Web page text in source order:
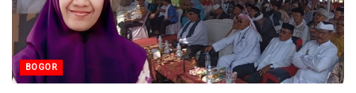
BOGOR